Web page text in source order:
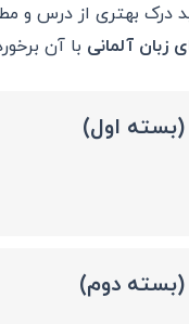
درک بهتری از درس
زبان آلمانی با آن
اول)
دوم)